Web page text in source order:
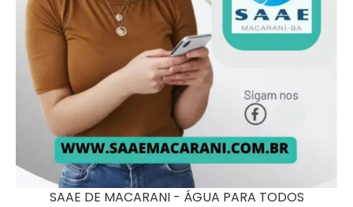
SAAE DE MACARANI - ÁGUA PARA TODOS